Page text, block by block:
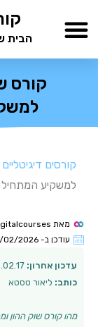
לתוכן
הבית
קורס
קורסים דיגיטליים
למשקיע
מאת
עודכן ב- 02/2026
עדכון אחרון:
כותב: ליאור טסטא
מהו קורס שוק ההון